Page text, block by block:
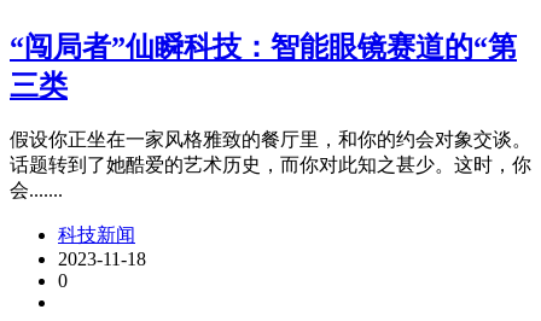
“闯局者”仙瞬科技：智能眼镜赛道的“第
三类
假设你正坐在一家风格雅致的餐厅里，和你的约会对象交谈。
话题转到了她酷爱的艺术历史，而你对此知之甚少。这时，你
会.......
科技新闻
2023-11-18
0